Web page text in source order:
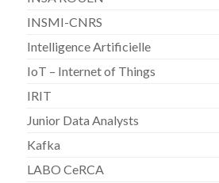
INSMI-CNRS
Intelligence Artificielle
IoT – Internet of Things
IRIT
Junior Data Analysts
Kafka
LABO CeRCA